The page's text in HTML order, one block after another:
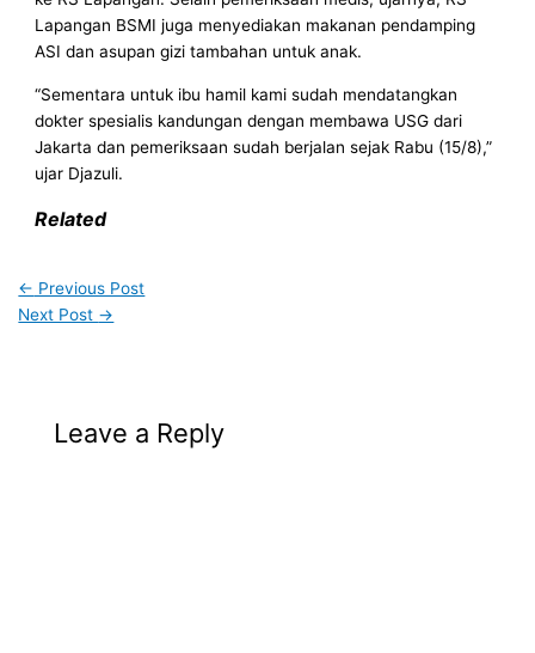
Lapangan BSMI juga menyediakan makanan pendamping
ASI dan asupan gizi tambahan untuk anak.
“Sementara untuk ibu hamil kami sudah mendatangkan
dokter spesialis kandungan dengan membawa USG dari
Jakarta dan pemeriksaan sudah berjalan sejak Rabu (15/8),”
ujar Djazuli.
Related
← Previous Post
Next Post →
Leave a Reply